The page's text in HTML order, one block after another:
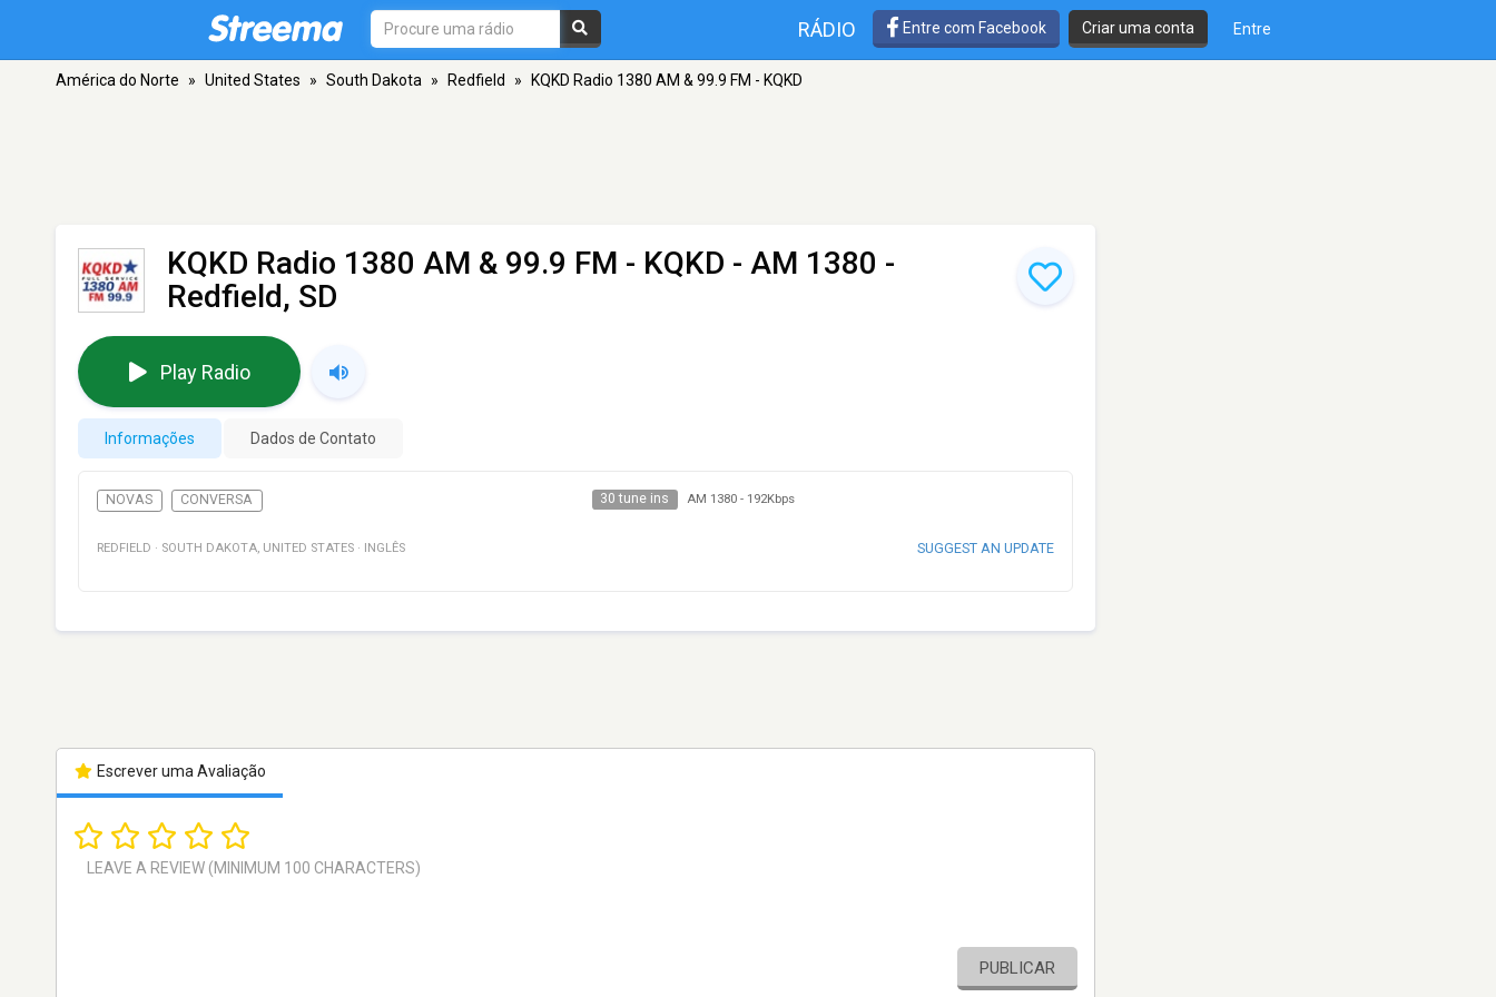
RÁDIO Entre com Facebook Criar uma conta Entre
América do Norte » United States » South Dakota » Redfield » KQKD Radio 1380 AM & 99.9 FM - KQKD
KQKD Radio 1380 AM & 99.9 FM - KQKD - AM 1380 -
Redfield, SD
Play Radio
Informações Dados de Contato
NOVAS CONVERSA 30 tune ins AM 1380- 192Kbps
REDFIELD · SOUTH DAKOTA, UNITED STATES · INGLÊS SUGGEST AN UPDATE
Escrever uma Avaliação
PUBLICAR